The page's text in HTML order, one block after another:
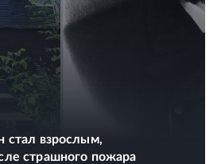
стал взрослым,
страшного пожара